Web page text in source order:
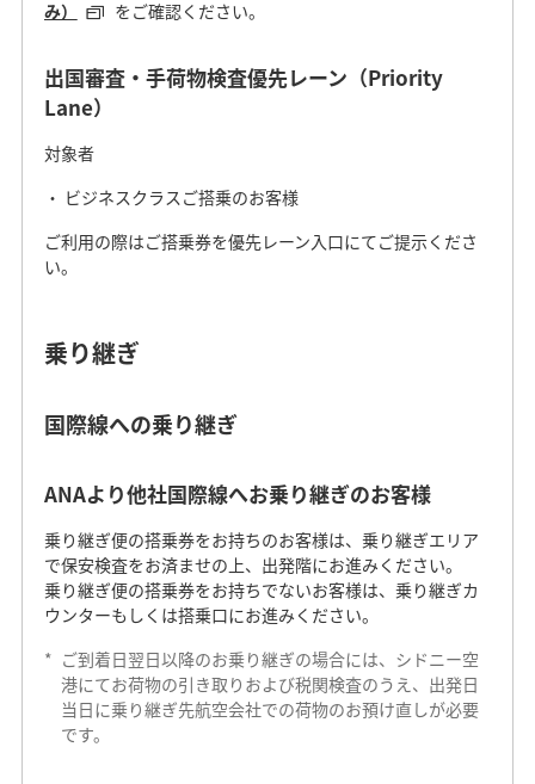
み） をご確認ください。
出国審査・手荷物検査優先レーン（Priority
Lane）
対象者
ビジネスクラスご搭乗のお客様
ご利用の際はご搭乗券を優先レーン入口にてご提示くださ
い。
乗り継ぎ
国際線への乗り継ぎ
ANAより他社国際線へお乗り継ぎのお客様
乗り継ぎ便の搭乗券をお持ちのお客様は、乗り継ぎエリア
で保安検査をお済ませの上、出発階にお進みください。
乗り継ぎ便の搭乗券をお持ちでないお客様は、乗り継ぎカ
ウンターもしくは搭乗口にお進みください。
* ご到着日翌日以降のお乗り継ぎの場合には、シドニー空
港にてお荷物の引き取りおよび税関検査のうえ、出発日
当日に乗り継ぎ先航空会社での荷物のお預け直しが必要
です。